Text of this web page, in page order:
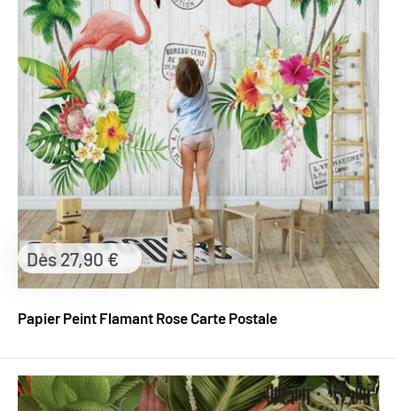
Papier Peint Flamant Rose Carte Postale
Prix
réduit
Dès 27,90 €